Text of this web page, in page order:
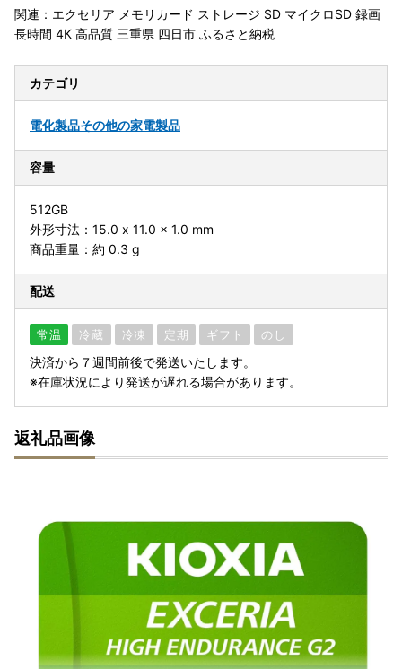
関連：エクセリア メモリカード ストレージ SD マイクロSD 録画
長時間 4K 高品質 三重県 四日市 ふるさと納税
カテゴリ
電化製品その他の家電製品
容量
512GB
外形寸法：15.0 x 11.0 x 1.0 mm
商品重量：約 0.3 g
配送
常温 冷蔵 冷凍 定期 ギフト のし
決済から７週間前後で発送いたします。
※在庫状況により発送が遅れる場合があります。
返礼品画像